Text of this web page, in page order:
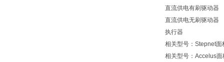
直流供电有刷驱动器
直流供电无刷驱动器
执行器
相关型号：Stepnet面
相关型号：Accelus面